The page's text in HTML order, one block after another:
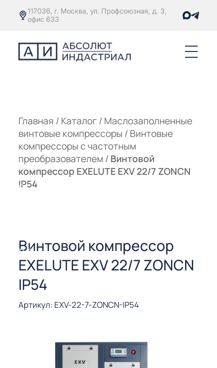
117036, г. Москва, ул. Профсоюзная, д. 3,
офис 633
Главная / Каталог/ Маслозаполненные
винтовые компрессоры / Винтовые
компрессоры с частотным
преобразователем / Винтовой
компрессор EXELUTE EXV 22/7 ZONCN
IP54
Винтовой компрессор
EXELUTE EXV 22/7 ZONCN
IP54
Артикул: EXV-22-7-ZONCN-IP54
С